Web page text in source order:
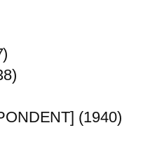
(1940)